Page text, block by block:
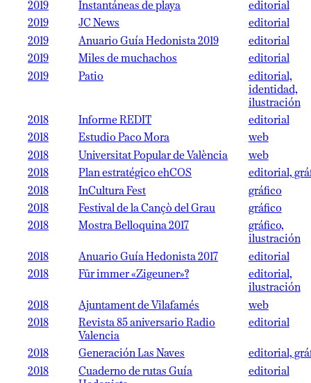
2019 Instantáneas de playa
editorial
2019
JC News
editorial
2019
Anuario Guía Hedonista 2019
editorial
2019
Miles de muchachos
editorial
2019
Patio
editorial,
identidad,
ilustración
2018
Informe REDIT
editorial
2018
Estudio Paco Mora
web
2018
Universitat Popular de València
web
2018
Plan estratégico ehCOS
editorial,
2018
InCultura Fest
gráfico
2018
Festival de la Cançò del Grau
gráfico
2018
Mostra Belloquina 2017
gráfico,
ilustración
2018
Anuario Guía Hedonista 2017
editorial
2018
Für immer «Zigeuner»?
editorial,
ilustración
2018
Ajuntament de Vilafamés
web
2018
Revista 85 aniversario Radio
Valencia
editorial
2018 Generación Las Naves
editorial,
2018
Cuaderno de rutas Guía
editorial